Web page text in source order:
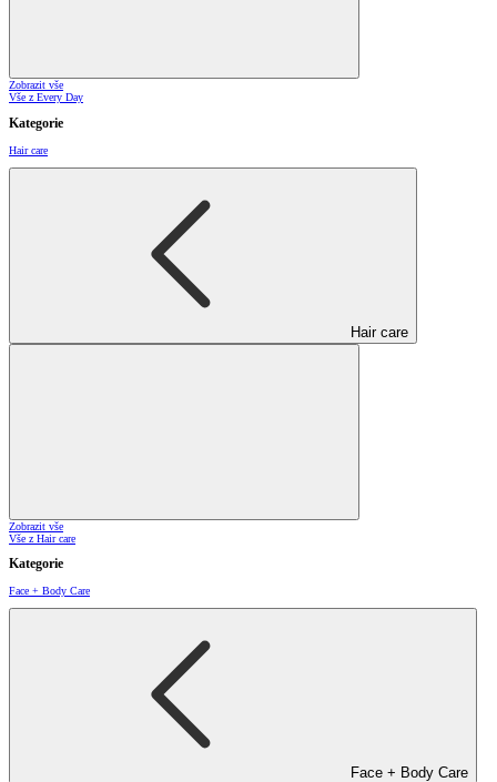
Zobrazit vše
Vše z Every Day
Kategorie
Hair care
Hair care
Zobrazit vše
Vše z Hair care
Kategorie
Face + Body Care
Face + Body Care